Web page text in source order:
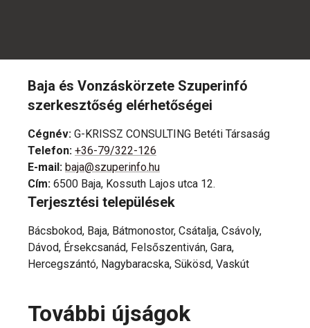
Baja és Vonzáskörzete Szuperinfó
szerkesztőség elérhetőségei
Cégnév: G-KRISSZ CONSULTING Betéti Társaság
Telefon: +36-79/322-126
E-mail: baja@szuperinfo.hu
Cím: 6500 Baja, Kossuth Lajos utca 12.
Terjesztési települések
Bácsbokod, Baja, Bátmonostor, Csátalja, Csávoly,
Dávod, Érsekcsanád, Felsőszentiván, Gara,
Hercegszántó, Nagybaracska, Sükösd, Vaskút
További újságok